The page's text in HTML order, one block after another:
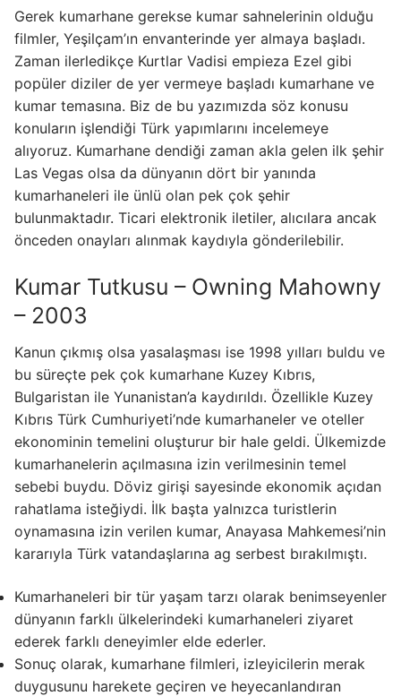
Gerek kumarhane gerekse kumar sahnelerinin olduğu
filmler, Yeşilçam’ın envanterinde yer almaya başladı.
Zaman ilerledikçe Kurtlar Vadisi empieza Ezel gibi
popüler diziler de yer vermeye başladı kumarhane ve
kumar temasına. Biz de bu yazımızda söz konusu
konuların işlendiği Türk yapımlarını incelemeye
alıyoruz. Kumarhane dendiği zaman akla gelen ilk şehir
Las Vegas olsa da dünyanın dört bir yanında
kumarhaneleri ile ünlü olan pek çok şehir
bulunmaktadır. Ticari elektronik iletiler, alıcılara ancak
önceden onayları alınmak kaydıyla gönderilebilir.
Kumar Tutkusu – Owning Mahowny
– 2003
Kanun çıkmış olsa yasalaşması ise 1998 yılları buldu ve
bu süreçte pek çok kumarhane Kuzey Kıbrıs,
Bulgaristan ile Yunanistan’a kaydırıldı. Özellikle Kuzey
Kıbrıs Türk Cumhuriyeti’nde kumarhaneler ve oteller
ekonominin temelini oluşturur bir hale geldi. Ülkemizde
kumarhanelerin açılmasına izin verilmesinin temel
sebebi buydu. Döviz girişi sayesinde ekonomik açıdan
rahatlama isteğiydi. İlk başta yalnızca turistlerin
oynamasına izin verilen kumar, Anayasa Mahkemesi’nin
kararıyla Türk vatandaşlarına ag serbest bırakılmıştı.
Kumarhaneleri bir tür yaşam tarzı olarak benimseyenler
dünyanın farklı ülkelerindeki kumarhaneleri ziyaret
ederek farklı deneyimler elde ederler.
Sonuç olarak, kumarhane filmleri, izleyicilerin merak
duygusunu harekete geçiren ve heyecanlandıran